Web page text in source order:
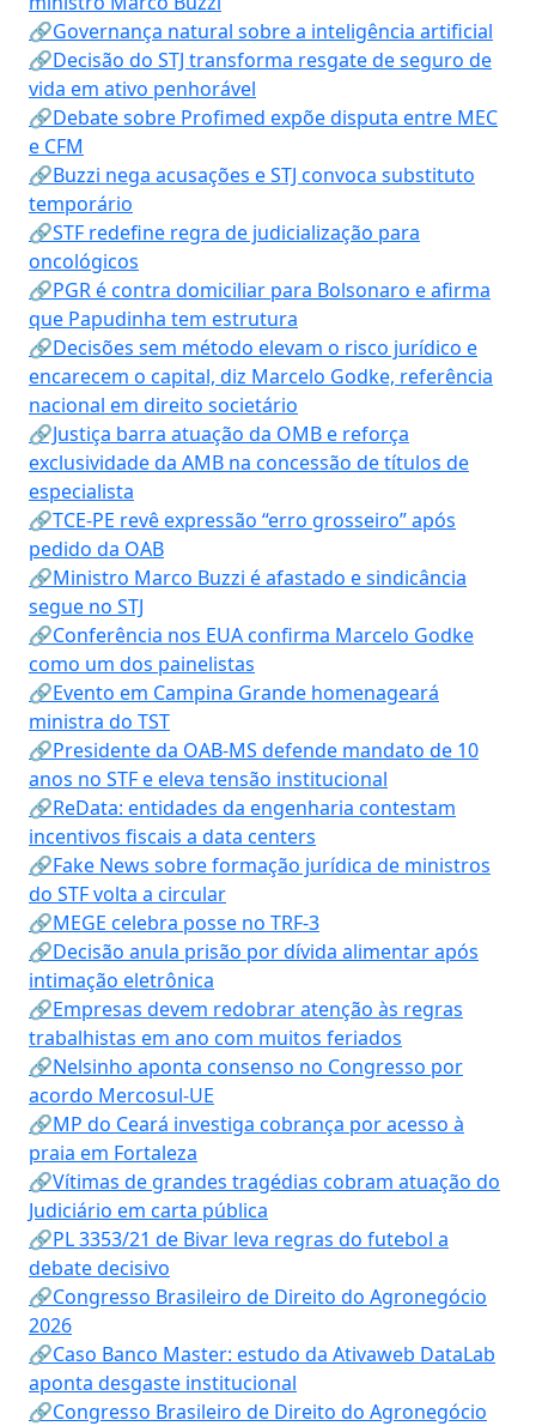
🔗Governança natural sobre a inteligência artificial
🔗Decisão do STJ transforma resgate de seguro de
vida em ativo penhorável
🔗Debate sobre Profimed expõe disputa entre MEC
e CFM
🔗Buzzi nega acusações e STJ convoca substituto
temporário
🔗STF redefine regra de judicialização para
oncológicos
🔗PGR é contra domiciliar para Bolsonaro e afirma
que Papudinha tem estrutura
🔗Decisões sem método elevam o risco jurídico e
encarecem o capital, diz Marcelo Godke, referência
nacional em direito societário
🔗Justiça barra atuação da OMB e reforça
exclusividade da AMB na concessão de títulos de
especialista
🔗TCE-PE revê expressão “erro grosseiro” após
pedido da OAB
🔗Ministro Marco Buzzi é afastado e sindicância
segue no STJ
🔗Conferência nos EUA confirma Marcelo Godke
como um dos painelistas
🔗Evento em Campina Grande homenageará
ministra do TST
🔗Presidente da OAB-MS defende mandato de 10
anos no STF e eleva tensão institucional
🔗ReData: entidades da engenharia contestam
incentivos fiscais a data centers
🔗Fake News sobre formação jurídica de ministros
do STF volta a circular
🔗MEGE celebra posse no TRF-3
🔗Decisão anula prisão por dívida alimentar após
intimação eletrônica
🔗Empresas devem redobrar atenção às regras
trabalhistas em ano com muitos feriados
🔗Nelsinho aponta consenso no Congresso por
acordo Mercosul-UE
🔗MP do Ceará investiga cobrança por acesso à
praia em Fortaleza
🔗Vítimas de grandes tragédias cobram atuação do
Judiciário em carta pública
🔗PL 3353/21 de Bivar leva regras do futebol a
debate decisivo
🔗Congresso Brasileiro de Direito do Agronegócio
2026
🔗Caso Banco Master: estudo da Ativaweb DataLab
aponta desgaste institucional
🔗Congresso Brasileiro de Direito do Agronegócio